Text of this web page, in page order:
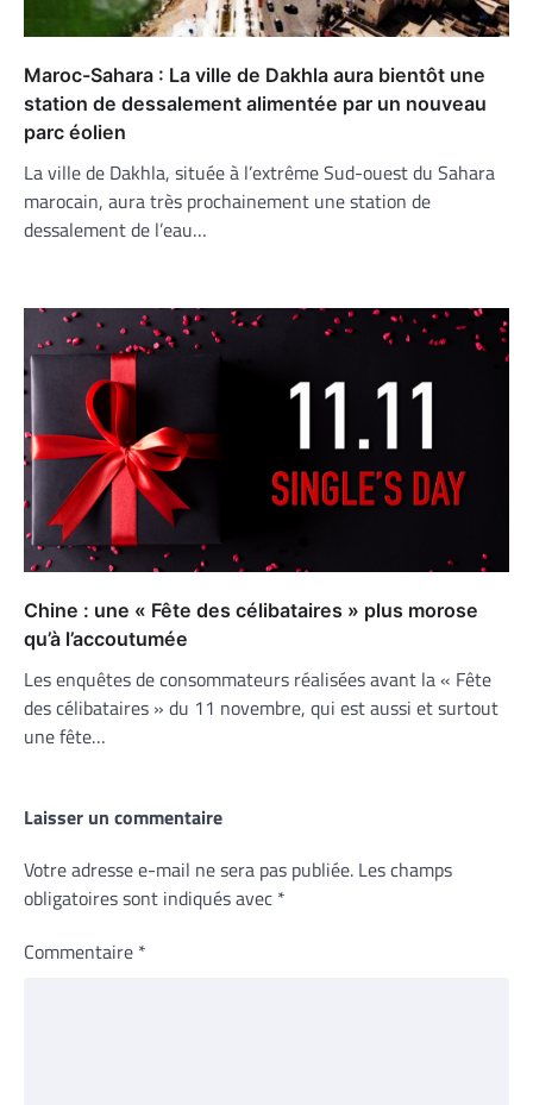
Maroc-Sahara : La ville de Dakhla aura bientôt une
station de dessalement alimentée par un nouveau
parc éolien
La ville de Dakhla, située à l’extrême Sud-ouest du Sahara
marocain, aura très prochainement une station de
dessalement de l’eau…
Chine : une « Fête des célibataires » plus morose
qu’à l’accoutumée
Les enquêtes de consommateurs réalisées avant la « Fête
des célibataires » du 11 novembre, qui est aussi et surtout
une fête…
Laisser un commentaire
Votre adresse e-mail ne sera pas publiée. Les champs
obligatoires sont indiqués avec *
Commentaire *